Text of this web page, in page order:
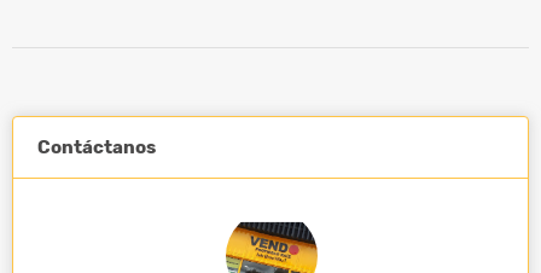
Contáctanos